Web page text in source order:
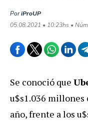
PoriProUP
05.08.2021 • 10:23hs •
Se conoció que
u$s1.036 millones
año, frente a los